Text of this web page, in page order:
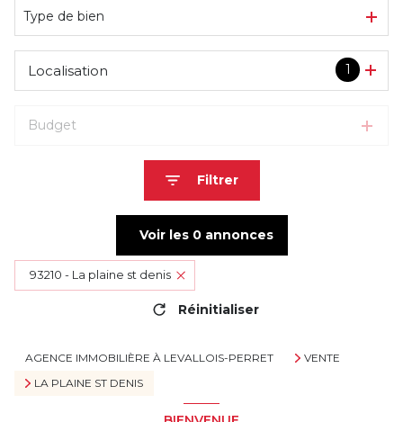
Type de bien
1
Localisation
Budget
Filtrer
Voir les 0annonces
93210 - La plaine st denis
Réinitialiser
AGENCE IMMOBILIÈRE À LEVALLOIS-PERRET
VENTE
LA PLAINE ST DENIS